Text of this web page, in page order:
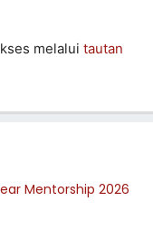
melalui tautan
Mentorship 2026